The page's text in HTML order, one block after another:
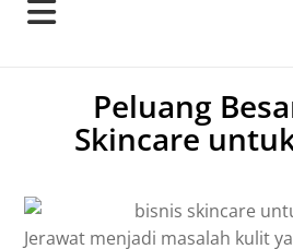
Peluang
Skincare
Jerawat menjadi masalah kulit